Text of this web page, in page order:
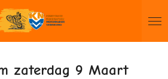
zaterdag 9 Maart